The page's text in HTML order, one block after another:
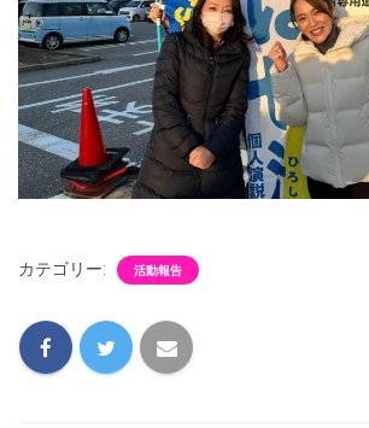
カテゴリー: 活動報告